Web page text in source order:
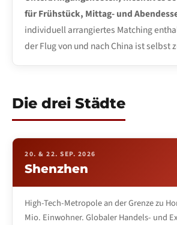
für Frühstück, Mittag- und
individuell arrangiertes Matching
der Flug von und nach China ist selbst
Die drei Städte
20. & 22. SEP. 2026
Shenzhen
High-Tech-Metropole an der Grenze zu
Mio. Einwohner. Globaler Handels- und